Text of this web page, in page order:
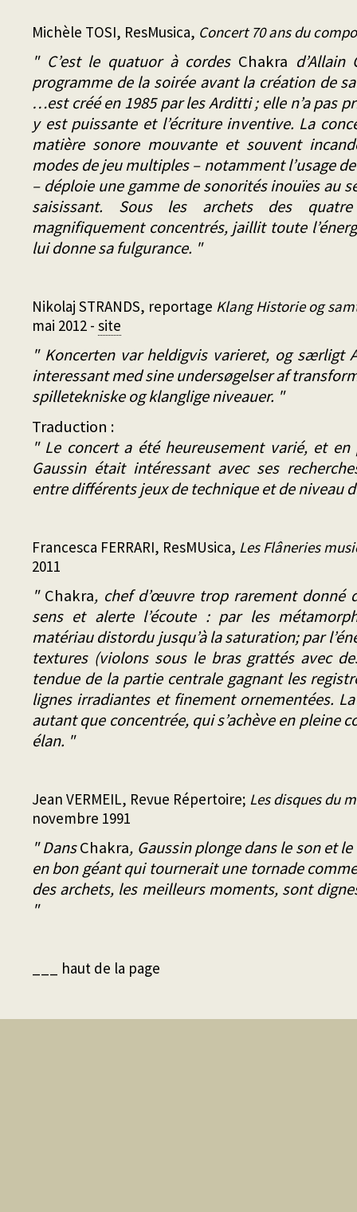
Michèle TOSI, ResMusica, Concert 70 ans du
" C’est le quatuor à cordes Chakra
programme de la soirée avant la création de
…est créé en 1985 par les Arditti ; elle n’a pas
y est puissante et l’écriture inventive. La
matière sonore mouvante et souvent
modes de jeu multiples – notamment l’usage
– déploie une gamme de sonorités inouïes au
saisissant. Sous les archets des
magnifiquement concentrés, jaillit toute
lui donne sa fulgurance. "
Nikolaj STRANDS, reportage Klang Historie og
mai 2012 - site
" Koncerten var heldigvis varieret, og særligt
interessant med sine undersøgelser af
spilletekniske og klanglige niveauer. "
Traduction :
" Le concert a été heureusement varié, et
Gaussin était intéressant avec ses
entre différents jeux de technique et de niveau
Francesca FERRARI, ResMUsica, Les Flâneries
2011
" Chakra, chef d’œuvre trop rarement donné
sens et alerte l’écoute : par les
matériau distordu jusqu’à la saturation; par
textures (violons sous le bras grattés avec
tendue de la partie centrale gagnant les
lignes irradiantes et finement ornementées.
autant que concentrée, qui s’achève en pleine
élan. "
Jean VERMEIL, Revue Répertoire; Les disques du
novembre 1991
" DansChakra, Gaussin plonge dans le son et
en bon géant qui tournerait une tornade
des archets, les meilleurs moments, sont
"
___ haut de la page